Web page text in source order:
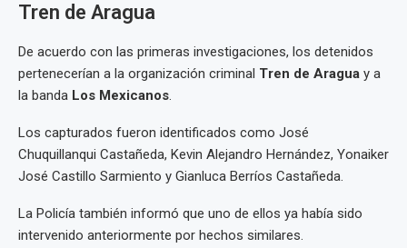
Tren de Aragua
De acuerdo con las primeras investigaciones, los detenidos
pertenecerían a la organización criminal Tren de Aragua y a
la banda Los Mexicanos.
Los capturados fueron identificados como José
Chuquillanqui Castañeda, Kevin Alejandro Hernández, Yonaiker
José Castillo Sarmiento y Gianluca Berríos Castañeda.
La Policía también informó que uno de ellos ya había sido
intervenido anteriormente por hechos similares.